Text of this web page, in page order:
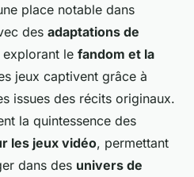
place notable dans
des adaptations de
explorant le fandom et la
jeux captivent grâce à
issues des récits originaux.
la quintessence des
les jeux vidéo, permettant
dans des univers de